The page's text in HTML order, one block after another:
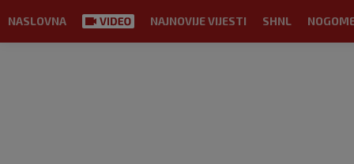
NASLOVNA NAJNOVIJE VIJESTI SHNL